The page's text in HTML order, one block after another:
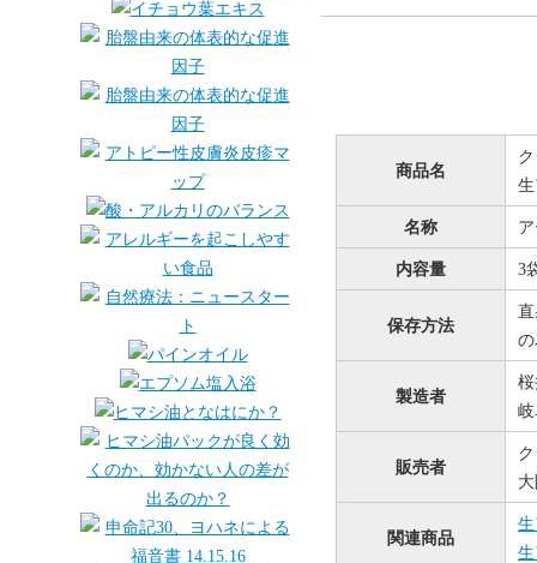
商品名
名称
内容量 3
保存方法
製造者
販売者
関連商品